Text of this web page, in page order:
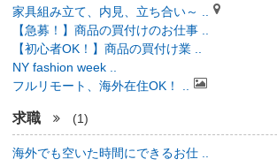
家具組み立て、内見、立ち合い～ ..
【急募！】商品の買付けのお仕事 ..
【初心者OK！】商品の買付け業 ..
NY fashion week ..
フルリモート、海外在住OK！ ..
求職 (1)
海外でも空いた時間にできるお仕 ..